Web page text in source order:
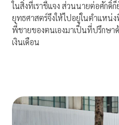
ในสิ่งที่เราชี้แจง ส่วนนายต่อศักดิ์
ยุทธศาสตร์จึงให้ไปอยู่ในตําแหน่
พี่ชายของตนเองมาเป็นที่ปรึกษา
เงินเดือน